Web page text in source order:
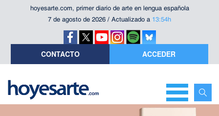
hoyesarte.com, primer diario de arte en lengua española
7 de agosto de 2026 / Actualizado a 13:54h
CONTACTO ACCEDER